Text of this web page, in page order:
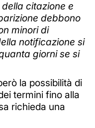
citazione e
debbono
minori di
notificazione si
giorni se si
la possibilità di
termini fino alla
richieda una